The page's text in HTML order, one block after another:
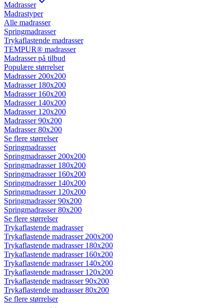
Madrasser
Madrastyper
Alle madrasser
Springmadrasser
Trykaflastende madrasser
TEMPUR® madrasser
Madrasser på tilbud
Populære størrelser
Madrasser 200x200
Madrasser 180x200
Madrasser 160x200
Madrasser 140x200
Madrasser 120x200
Madrasser 90x200
Madrasser 80x200
Se flere størrelser
Springmadrasser
Springmadrasser 200x200
Springmadrasser 180x200
Springmadrasser 160x200
Springmadrasser 140x200
Springmadrasser 120x200
Springmadrasser 90x200
Springmadrasser 80x200
Se flere størrelser
Trykaflastende madrasser
Trykaflastende madrasser 200x200
Trykaflastende madrasser 180x200
Trykaflastende madrasser 160x200
Trykaflastende madrasser 140x200
Trykaflastende madrasser 120x200
Trykaflastende madrasser 90x200
Trykaflastende madrasser 80x200
Se flere størrelser